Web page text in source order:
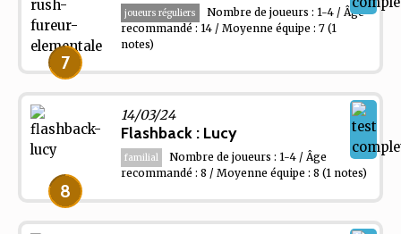
7
joueurs réguliers
Nombre de joueurs : 1-4 / Âge
recommandé : 14 / Moyenne équipe : 7 (1
notes)
8
14/03/24
Flashback : Lucy
familial
Nombre de joueurs : 1-4 / Âge
recommandé : 8 / Moyenne équipe : 8 (1 notes)